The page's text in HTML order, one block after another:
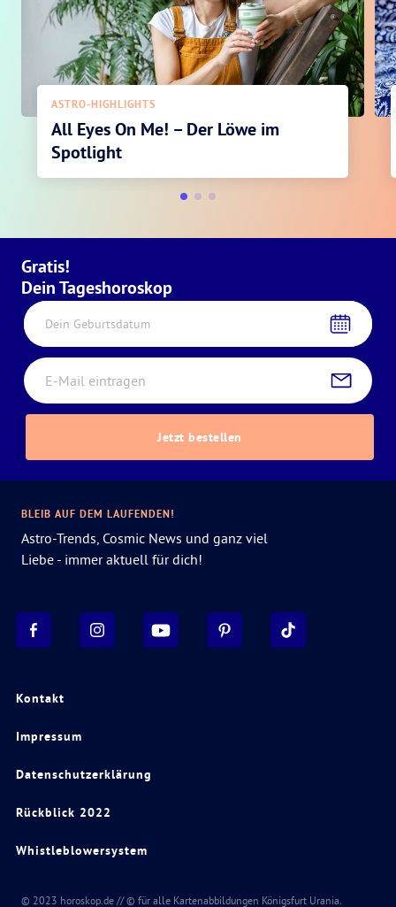
ASTRO-HIGHLIGHTS
All Eyes On Me! – Der Löwe im
Spotlight
Gratis!
Dein Tageshoroskop
Dein Geburtsdatum
Jetzt bestellen
Kontakt
Impressum
Datenschutzerklärung
Rückblick 2022
Whistleblowersystem
BLEIB AUF DEM LAUFENDEN!
Astro-Trends, Cosmic News und ganz viel
Liebe - immer aktuell für dich!
© 2023 horoskop.de // © für alle Kartenabbildungen Königsfurt Urania.